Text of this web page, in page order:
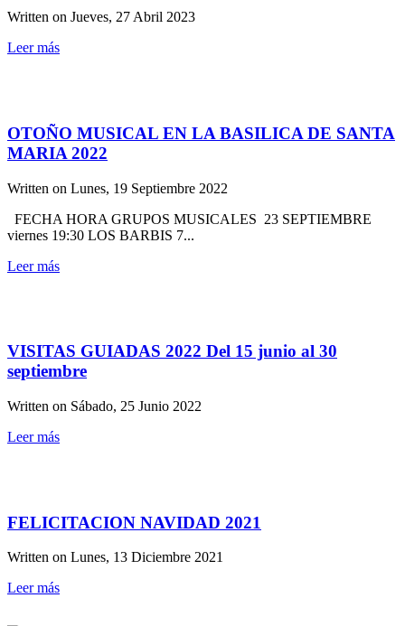
Written on Jueves, 27 Abril 2023
Leer más
OTOÑO MUSICAL EN LA BASILICA DE SANTA
MARIA 2022
Written on Lunes, 19 Septiembre 2022
FECHA HORA GRUPOS MUSICALES 23 SEPTIEMBRE
viernes 19:30 LOS BARBIS 7...
Leer más
VISITAS GUIADAS 2022 Del 15 junio al 30
septiembre
Written on Sábado, 25 Junio 2022
Leer más
FELICITACION NAVIDAD 2021
Written on Lunes, 13 Diciembre 2021
Leer más